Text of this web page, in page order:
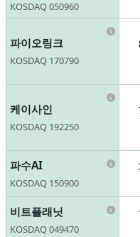
KOSDAQ 050960
파이오링크
KOSDAQ 170790
케이사인
KOSDAQ 192250
파수AI
KOSDAQ 150900
비트플래닛
KOSDAQ 049470